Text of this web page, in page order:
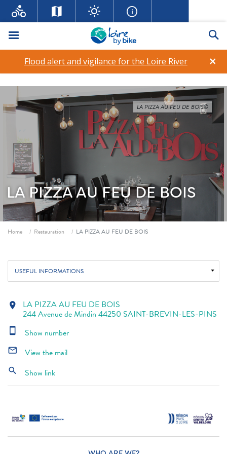
Menu
×
Flood alert and vigilance for the Loire River
LA PIZZA AU FEU DE BOIS
LA PIZZA AU FEU DE BOIS©
Breadcrumb
Home Restauration LA PIZZA AU FEU DE BOIS
USEFUL INFORMATIONS
location_on LA PIZZA AU FEU DE BOIS
244 Avenue de Mindin 44250 SAINT-BREVIN-LES-PINS
smartphone Show number
mail_outline View the mail
search Show link